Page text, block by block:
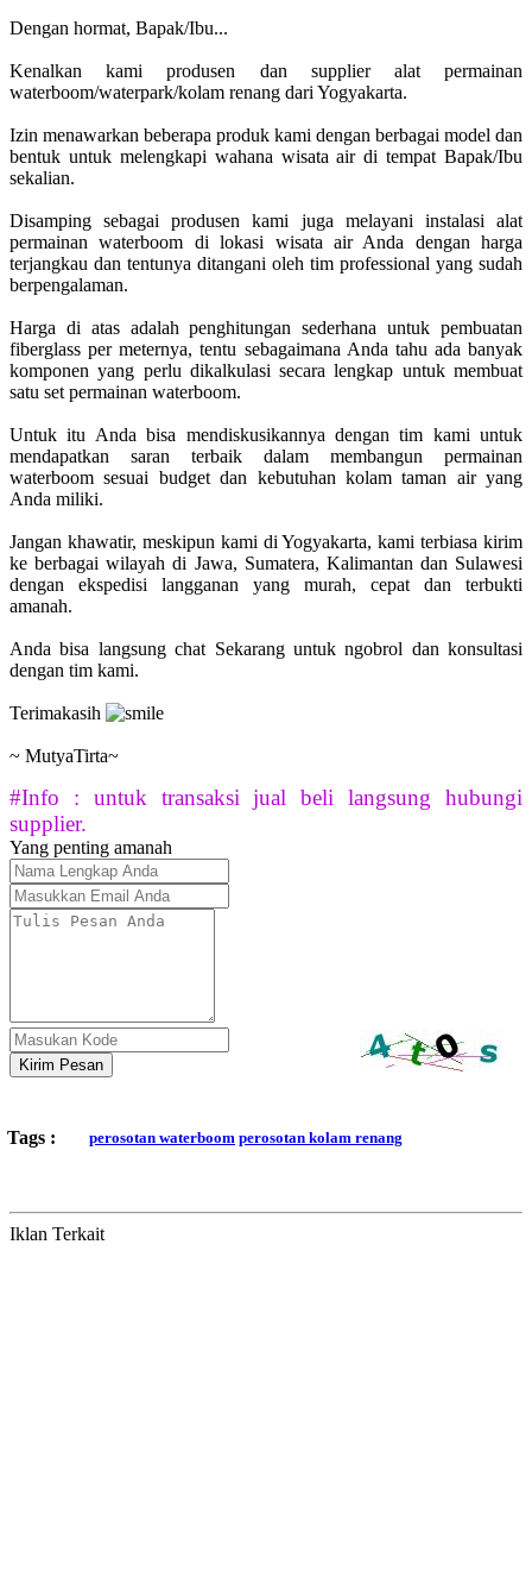
Dengan hormat, Bapak/Ibu...
Kenalkan kami produsen dan supplier alat permainan
waterboom/waterpark/kolam renang dari Yogyakarta.
Izin menawarkan beberapa produk kami dengan berbagai model dan
bentuk untuk melengkapi wahana wisata air di tempat Bapak/Ibu
sekalian.
Disamping sebagai produsen kami juga melayani instalasi alat
permainan waterboom di lokasi wisata air Anda dengan harga
terjangkau dan tentunya ditangani oleh tim professional yang sudah
berpengalaman.
Harga di atas adalah penghitungan sederhana untuk pembuatan
fiberglass per meternya, tentu sebagaimana Anda tahu ada banyak
komponen yang perlu dikalkulasi secara lengkap untuk membuat
satu set permainan waterboom.
Untuk itu Anda bisa mendiskusikannya dengan tim kami untuk
mendapatkan saran terbaik dalam membangun permainan
waterboom sesuai budget dan kebutuhan kolam taman air yang
Anda miliki.
Jangan khawatir, meskipun kami di Yogyakarta, kami terbiasa kirim
ke berbagai wilayah di Jawa, Sumatera, Kalimantan dan Sulawesi
dengan ekspedisi langganan yang murah, cepat dan terbukti
amanah.
Anda bisa langsung chat Sekarang untuk ngobrol dan konsultasi
dengan tim kami.
Terimakasih
~ MutyaTirta~
#Info : untuk transaksi jual beli langsung hubungi
supplier.
Yang penting amanah
Kirim Pesan
Tags : perosotan waterboom perosotan kolam renang
Iklan Terkait